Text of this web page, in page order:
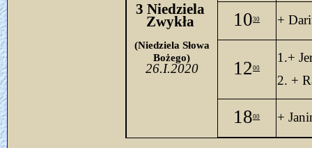
3 Niedziela
Zwykła
(Niedziela Słowa
Bożego)
26.I.2020
1030 +
1200
1.+
2. +
1800 +